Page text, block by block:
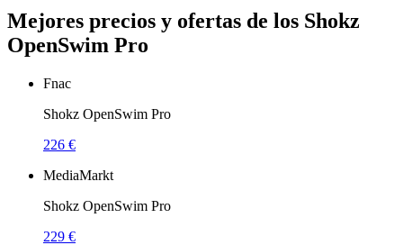
Mejores precios y ofertas de los Shokz
OpenSwim Pro
Fnac
Shokz OpenSwim Pro
226 €
MediaMarkt
Shokz OpenSwim Pro
229 €